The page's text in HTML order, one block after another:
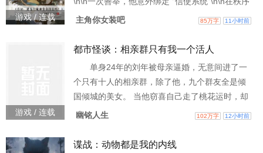
游戏 / 连载
崩坏、讯息断绝、野外恶魔以亿计的奇幻末日城
着被隔绝以久的思念，踏遍整个奇幻世界。 \n\n
悬云层之上的天使城邦-伊甸。 \n\n浮空塔林立的
魔法师之都-千
主角你女装吧 85万字 11小时前
游戏 / 连载
都市怪谈：相亲群只有我一个活人
单身24年的刘年被母亲逼婚，无意间进了一
个只有十人的相亲群，除了他，九个群友全是倾
国倾城的美女。 当他窃喜自己走了桃花运时，却
发现这些“美女”全都是货真价实的厉鬼！ 头像里
性感的八妹，是个手持屠刀的病娇…… 而他，是
幽铭人生 102万字 12小时前
谍战：动物都是我的内线